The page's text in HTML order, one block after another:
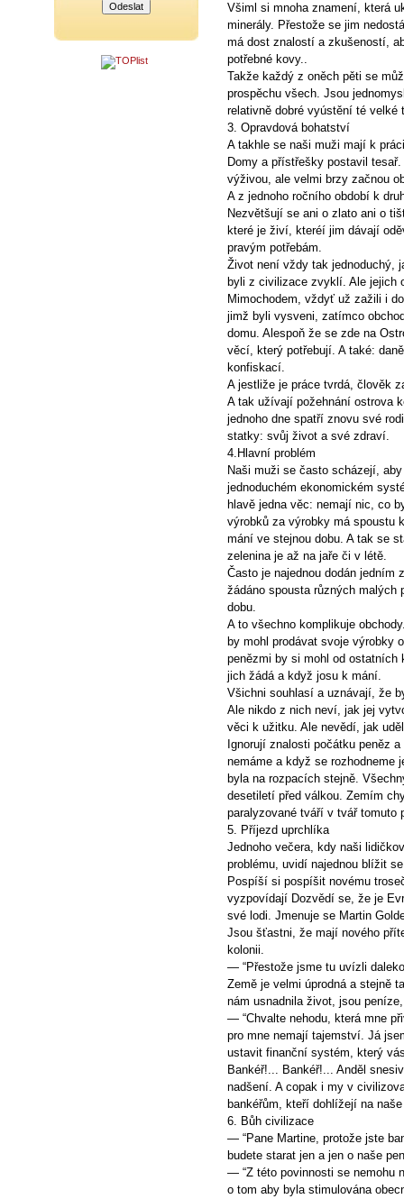
Všiml si mnoha znamení, která
minerály. Přestože se jim
má dost znalostí a zkušeností,
potřebné kovy..
Takže každý z oněch pěti se
prospěchu všech. Jsou
relativně dobré vyústění té velké
3. Opravdová bohatství
A takhle se naši muži mají k
Domy a přístřešky postavil
výživou, ale velmi brzy začnou
A z jednoho ročního období k
Nezvětšují se ani o zlato ani o
které je živí, kteréí jim dávají
pravým potřebám.
Život není vždy tak jednoduchý,
byli z civilizace zvyklí. Ale jejich
Mimochodem, vždyť už zažili i
jimž byli vysveni, zatímco
domu. Alespoň že se zde na
věcí, který potřebují. A také:
konfiskací.
A jestliže je práce tvrdá, člověk
A tak užívají požehnání ostrova
jednoho dne spatří znovu své
statky: svůj život a své zdraví.
4.Hlavní problém
Naši muži se často scházejí,
jednoduchém ekonomickém
hlavě jedna věc: nemají nic, co
výrobků za výrobky má spoustu
mání ve stejnou dobu. A tak se
zelenina je až na jaře či v létě.
Často je najednou dodán jedním
žádáno spousta různých malých
dobu.
A to všechno komplikuje
by mohl prodávat svoje výrobky
penězmi by si mohl od
jich žádá a když josu k mání.
Všichni souhlasí a uznávají, že
Ale nikdo z nich neví, jak jej
věci k užitku. Ale nevědí, jak
Ignorují znalosti počátku peněz
nemáme a když se rozhodneme
byla na rozpacích stejně.
desetiletí před válkou. Zemím
paralyzované tváří v tvář tomuto
5. Příjezd uprchlíka
Jednoho večera, kdy naši
problému, uvidí najednou blížit
Pospíší si pospíšit novému
vyzpovídají Dozvědí se, že je
své lodi. Jmenuje se Martin
Jsou šťastni, že mají nového
kolonii.
— “Přestože jsme tu uvízli
Země je velmi úprodná a stejně
nám usnadnila život, jsou
— “Chvalte nehodu, která mne
pro mne nemají tajemství. Já
ustavit finanční systém, který
Bankéř!... Bankéř!... Anděl
nadšení. A copak i my v
bankéřům, kteří dohlížejí na
6. Bůh civilizace
— “Pane Martine, protože jste
budete starat jen a jen o naše
— “Z této povinnosti se nemohu
o tom aby byla stimulována